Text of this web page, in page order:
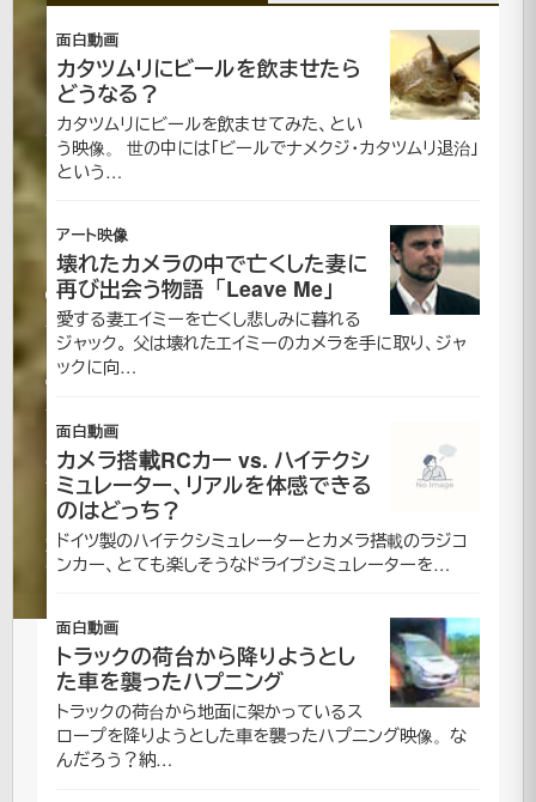
XBOX360
的
イ
ン
ド
2006
年11月
10日
2021
年7月
16日更
新
CM|
面
白
動
画
面白動画
カタツムリにビールを飲ませたら
どうなる？
カタツムリにビールを飲ませてみた、とい
う映像。 世の中には「ビールでナメクジ・カタツムリ退治」
という…
アート映像
壊れたカメラの中で亡くした妻に
再び出会う物語「Leave Me」
愛する妻エイミーを亡くし悲しみに暮れる
ジャック。 父は壊れたエイミーのカメラを手に取り、ジャ
ックに向…
面白動画
カメラ搭載RCカー vs. ハイテクシ
ミュレーター、リアルを体感できる
のはどっち？
ドイツ製のハイテクシミュレーターとカメラ搭載のラジコ
ンカー、とても楽しそうなドライブシミュレーターを…
面白動画
トラックの荷台から降りようとし
た車を襲ったハプニング
トラックの荷台から地面に架かっているス
ロープを降りようとした車を襲ったハプニング映像。な
んだろう？納…